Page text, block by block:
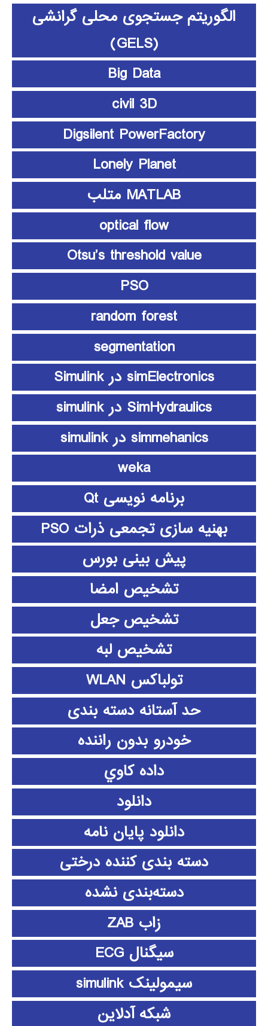
الگوریتم جستجوی محلی گرانشی
(GELS)
Big Data
civil 3D
Digsilent PowerFactory
Lonely Planet
MATLAB متلب
optical flow
Otsu’s threshold value
PSO
random forest
segmentation
simElectronics در Simulink
SimHydraulics در simulink
simmehanics در simulink
weka
برنامه نویسی Qt
بهنیه سازی تجمعی ذرات PSO
پیش بینی بورس
تشخیص امضا
تشخیص جعل
تشخیص لبه
تولباکس WLAN
حد آستانه دسته بندی
خودرو بدون راننده
داده كاوي
دانلود
دانلود پايان نامه
دسته بندی کننده درختی
دسته‌بندی نشده
زاب ZAB
سیگنال ECG
سیمولینک simulink
شبکه آدلاین